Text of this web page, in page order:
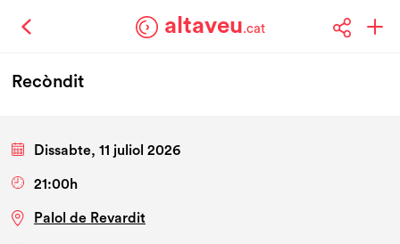
altaveu.cat
Recòndit
Dissabte, 11 juliol 2026
21:00h
Palol de Revardit